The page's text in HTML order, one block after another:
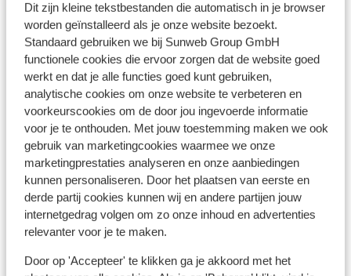
Dit zijn kleine tekstbestanden die automatisch in je browser
worden geïnstalleerd als je onze website bezoekt.
Standaard gebruiken we bij Sunweb Group GmbH
functionele cookies die ervoor zorgen dat de website goed
werkt en dat je alle functies goed kunt gebruiken,
analytische cookies om onze website te verbeteren en
voorkeurscookies om de door jou ingevoerde informatie
voor je te onthouden. Met jouw toestemming maken we ook
gebruik van marketingcookies waarmee we onze
marketingprestaties analyseren en onze aanbiedingen
kunnen personaliseren. Door het plaatsen van eerste en
derde partij cookies kunnen wij en andere partijen jouw
internetgedrag volgen om zo onze inhoud en advertenties
relevanter voor je te maken.
Door op 'Accepteer' te klikken ga je akkoord met het
talamanca circa 2300 m (zandstrand, via een licht
hellende weg)
In het centrum
Oude centrum: 600 m
Luchthaven: 9 km
Bushalte: 400 m
Pinautomaat: 50 m
Winkels: 15 m
(Mini)supermarkt: 20 m
Restaurant: 50 m
Apotheek: 300 m
Ook interessant voor jou